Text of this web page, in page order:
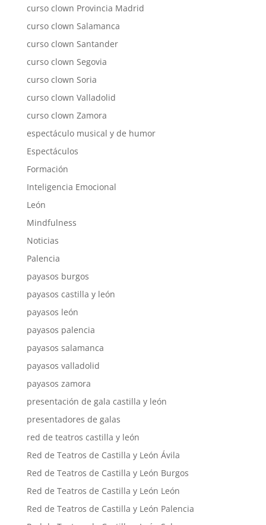
curso clown Provincia Madrid
curso clown Salamanca
curso clown Santander
curso clown Segovia
curso clown Soria
curso clown Valladolid
curso clown Zamora
espectáculo musical y de humor
Espectáculos
Formación
Inteligencia Emocional
León
Mindfulness
Noticias
Palencia
payasos burgos
payasos castilla y león
payasos león
payasos palencia
payasos salamanca
payasos valladolid
payasos zamora
presentación de gala castilla y león
presentadores de galas
red de teatros castilla y león
Red de Teatros de Castilla y León Ávila
Red de Teatros de Castilla y León Burgos
Red de Teatros de Castilla y León León
Red de Teatros de Castilla y León Palencia